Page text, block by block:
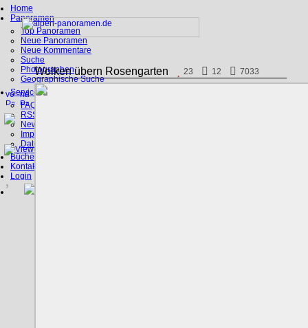
Home
Panoramen
Top Panoramen
Neue Panoramen
Neue Kommentare
Suche
Photographen
Geographische Suche
Service
FAQ
RSS, Google Earth
News
Impressum
Datenschutz
Bücher
Kontakt
Login
Wolken übern Rosengarten 23 12 7033